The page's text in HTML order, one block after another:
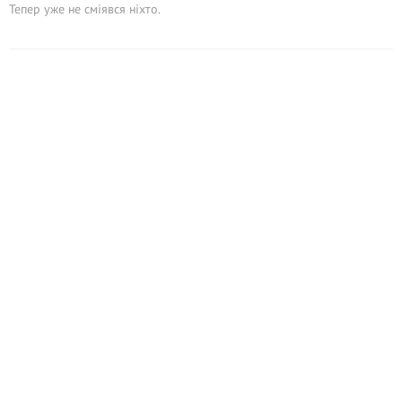
Тепер уже не сміявся ніхто.